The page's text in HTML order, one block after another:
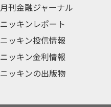
月刊金融ジャーナル
ニッキンレポート
ニッキン投信情報
ニッキン金利情報
ニッキンの出版物